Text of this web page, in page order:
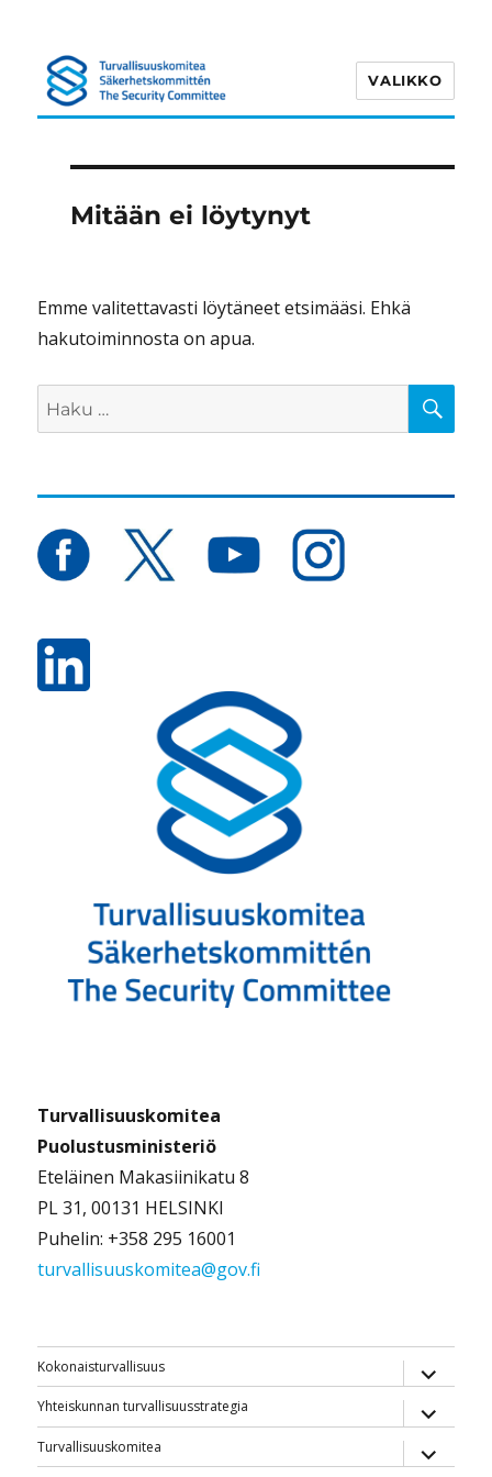
VALIKKO
Mitään ei löytynyt
Emme valitettavasti löytäneet etsimääsi. Ehkä
hakutoiminnosta on apua.
Etsi:
Turvallisuuskomitea
Puolustusministeriö
Eteläinen Makasiinikatu 8
PL 31, 00131 HELSINKI
Puhelin: +358 295 16001
turvallisuuskomitea@gov.fi
Kokonaisturvallisuus
näytä
Yhteiskunnan turvallisuusstrategia
näytä
Turvallisuuskomitea
näytä